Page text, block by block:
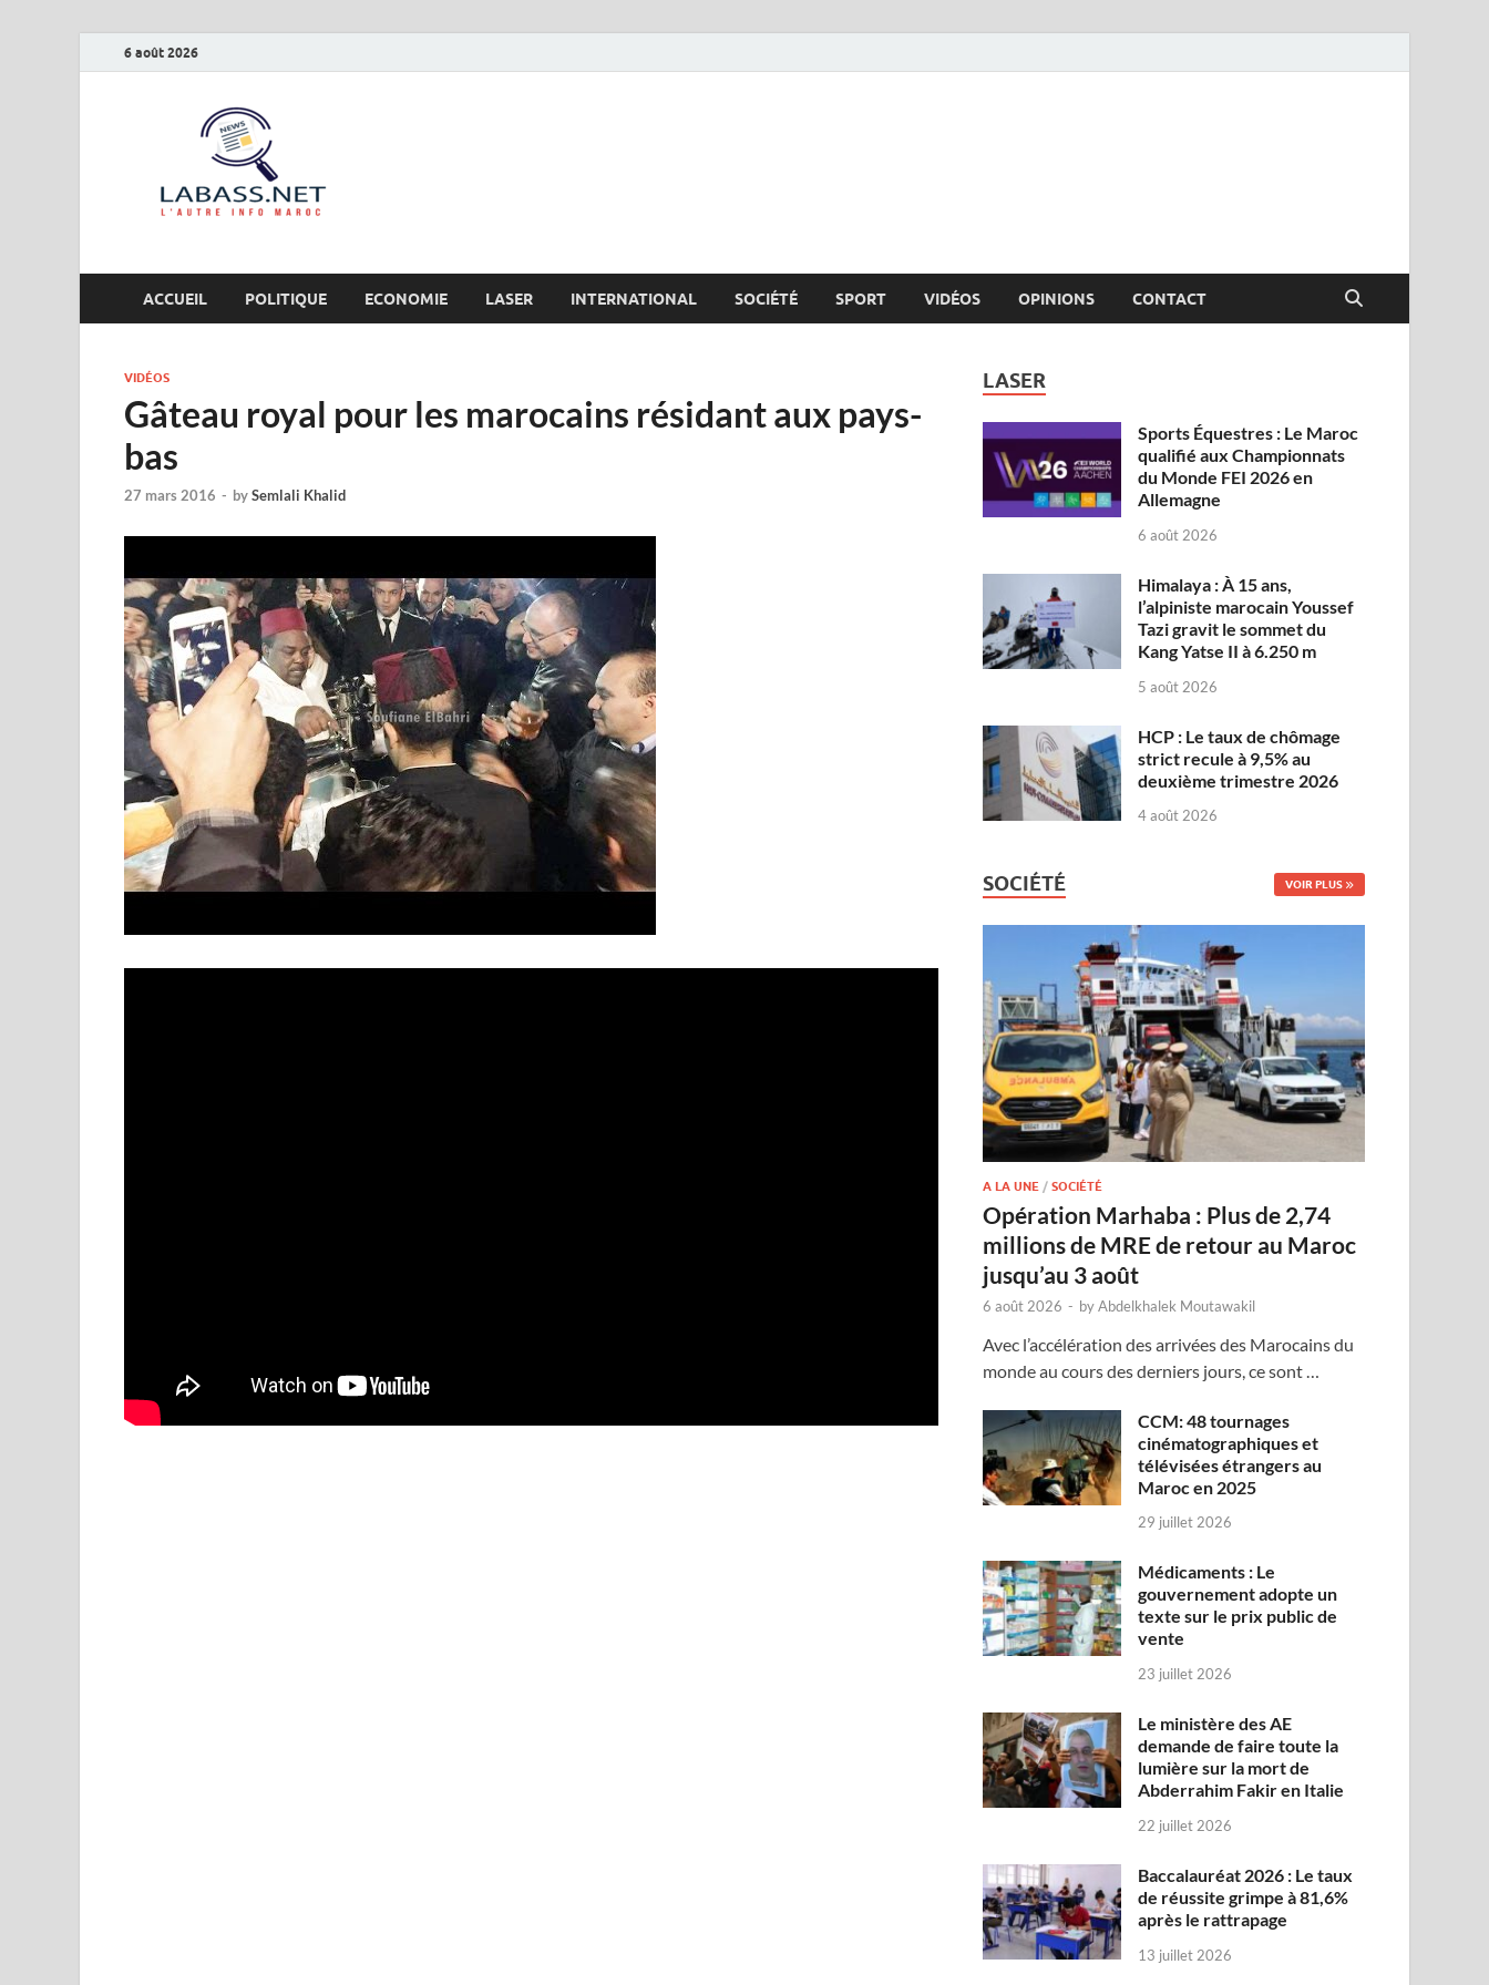
6 août 2026
ACCUEIL POLITIQUE ECONOMIE LASER INTERNATIONAL SOCIÉTÉ SPORT VIDÉOS OPINIONS CONTACT
VIDÉOS
Gâteau royal pour les marocains résidant aux pays-
bas
27 mars 2016 - bySemlali Khalid
LASER
Sports Équestres : Le Maroc
qualifié aux Championnats
du Monde FEI 2026 en
Allemagne
6 août 2026
Himalaya : À 15 ans,
l’alpiniste marocain Youssef
Tazi gravit le sommet du
Kang Yatse II à 6.250 m
5 août 2026
HCP : Le taux de chômage
strict recule à 9,5% au
deuxième trimestre 2026
4 août 2026
SOCIÉTÉ VOIR PLUS
A LA UNE /SOCIÉTÉ
Opération Marhaba : Plus de 2,74
millions de MRE de retour au Maroc
jusqu’au 3 août
6 août 2026 - byAbdelkhalek Moutawakil
Avec l’accélération des arrivées des Marocains du
monde au cours des derniers jours, ce sont …
CCM: 48 tournages
cinématographiques et
télévisées étrangers au
Maroc en 2025
29 juillet 2026
Médicaments : Le
gouvernement adopte un
texte sur le prix public de
vente
23 juillet 2026
Le ministère des AE
demande de faire toute la
lumière sur la mort de
Abderrahim Fakir en Italie
22 juillet 2026
Baccalauréat 2026 : Le taux
de réussite grimpe à 81,6%
après le rattrapage
13 juillet 2026